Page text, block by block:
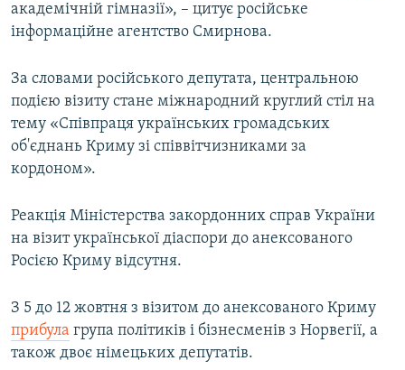
академічній гімназії», – цитує російське
інформаційне агентство Смирнова.
За словами російського депутата, центральною
подією візиту стане міжнародний круглий стіл на
тему «Співпраця українських громадських
об'єднань Криму зі співвітчизниками за
кордоном».
Реакція Міністерства закордонних справ України
на візит української діаспори до анексованого
Росією Криму відсутня.
З 5 до 12 жовтня з візитом до анексованого Криму
прибула група політиків і бізнесменів з Норвегії, а
також двоє німецьких депутатів.